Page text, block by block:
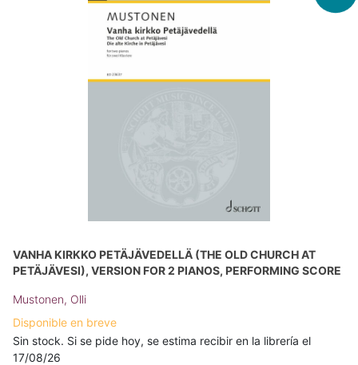
VANHA KIRKKO PETÄJÄVEDELLÄ (THE OLD CHURCH AT
PETÄJÄVESI), VERSION FOR 2 PIANOS, PERFORMING SCORE
Mustonen, Olli
Disponible en breve
Sin stock. Si se pide hoy, se estima recibir en la librería el
17/08/26